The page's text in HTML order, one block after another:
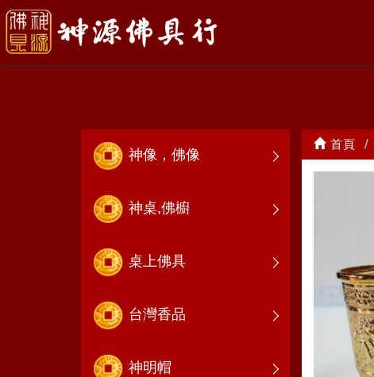
神明祖先爐
神像，佛像
神桌,佛櫥
桌上佛具
台灣香品
神明帽
首頁